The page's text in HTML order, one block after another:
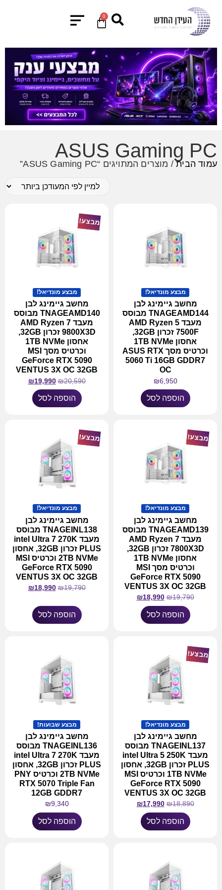
0
ASUS Gaming PC
עמוד הבית/ מוצרים המתויגים “ASUS Gaming PC”
מבצע מונדיאל!
מחשב גיימינג לבן
TNAGEAMD144 מבוסס
מעבד AMD Ryzen 5
7500F זכרון 32GB,
אחסון 1TB NVMe
וכרטיס מסך ASUS RTX
5060 Ti 16GB GDDR7
OC
₪6,950
הוספה לסל
מבצע!
מבצע מונדיאל!
מחשב גיימינג לבן
TNAGEAMD140 מבוסס
מעבד AMD Ryzen 7
9800X3D זכרון 32GB,
אחסון 1TB NVMe
וכרטיס מסך MSI
GeForce RTX 5090
VENTUS 3X OC 32GB
₪20,590
₪19,990
הוספה לסל
מבצע!
מבצע מונדיאל!
מחשב גיימינג לבן
TNAGEAMD139 מבוסס
מעבד AMD Ryzen 7
7800X3D זכרון 32GB,
אחסון 1TB NVMe
וכרטיס מסך MSI
GeForce RTX 5090
VENTUS 3X OC 32GB
₪19,790
₪18,990
הוספה לסל
מבצע!
מבצע מונדיאל!
מחשב גיימינג לבן
TNAGEINL138 מבוסס
מעבד intel Ultra 7 270K
PLUS זכרון 32GB, אחסון
2TB NVMe וכרטיס MSI
GeForce RTX 5090
VENTUS 3X OC 32GB
₪19,790
₪18,990
הוספה לסל
מבצע!
מבצע מונדיאל!
מחשב גיימינג לבן
TNAGEINL137 מבוסס
מעבד intel Ultra 5 250K
PLUS זכרון 32GB, אחסון
1TB NVMe וכרטיס MSI
GeForce RTX 5090
VENTUS 3X OC 32GB
₪18,890
₪17,990
הוספה לסל
מבצע שבועות!
מחשב גיימינג לבן
TNAGEINL136 מבוסס
מעבד intel Ultra 7 270K
PLUS זכרון 32GB, אחסון
2TB NVMe וכרטיס PNY
RTX 5070 Triple Fan
12GB GDDR7
₪9,340
הוספה לסל